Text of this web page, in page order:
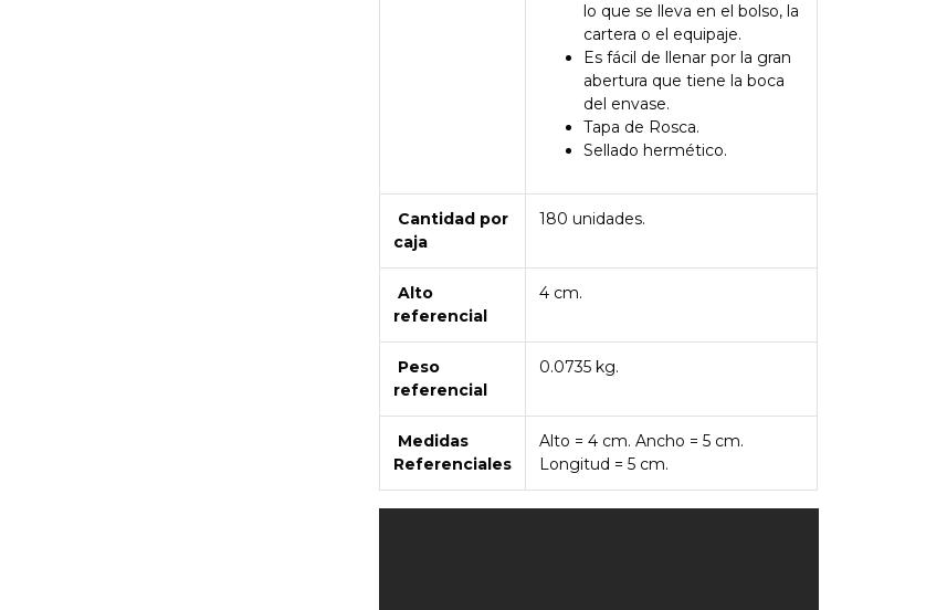
lo que se lleva en el bolso, la
cartera o el equipaje.
Es fácil de llenar por la gran
abertura que tiene la boca
del envase.
Tapa de Rosca.
Sellado hermético.
Cantidad por
caja
180 unidades.
Alto
referencial
4 cm.
Peso
referencial
0.0735 kg.
Medidas
Referenciales
Alto = 4 cm. Ancho = 5 cm.
Longitud = 5 cm.